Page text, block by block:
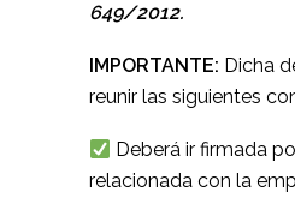
649/2012.
IMPORTANTE: Dicha
reunir las siguientes
Deberá ir firmada
relacionada con la